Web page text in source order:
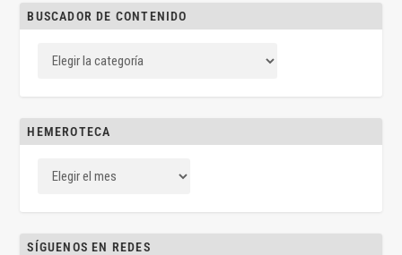
BUSCADOR DE CONTENIDO
HEMEROTECA
SÍGUENOS EN REDES